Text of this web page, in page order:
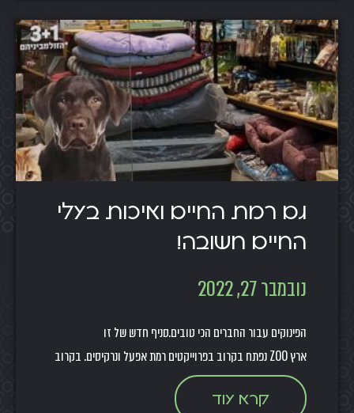
גם רמת החיים ואיכות בעלי
החיים חשובה!
נובמבר 27, 2022
הפינוקים עבור החברים הכי טובים.סניף חדש של זו
ארץ ZOO נפתח בקרוב בפרוייקטים רמת אפעל ונרקיסים. בקרוב
קרא עוד